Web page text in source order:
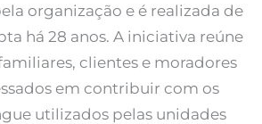
organização e é realizada de
há 28 anos. A iniciativa reúne
clientes e moradores
em contribuir com os
utilizados pelas unidades